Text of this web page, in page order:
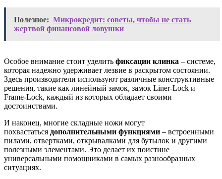
Полезное: Микрокредит: советы, чтобы не стать
жертвой финансовой ловушки
Особое внимание стоит уделить фиксации клинка – системе,
которая надежно удерживает лезвие в раскрытом состоянии.
Здесь производители используют различные конструктивные
решения, такие как линейный замок, замок Liner-Lock и
Frame-Lock, каждый из которых обладает своими
достоинствами.
И наконец, многие складные ножи могут
похвастаться дополнительными функциями – встроенными
пилами, отвертками, открывалками для бутылок и другими
полезными элементами. Это делает их поистине
универсальными помощниками в самых разнообразных
ситуациях.